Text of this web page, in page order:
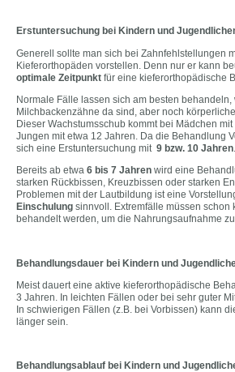
Erstuntersuchung bei Kindern und
Generell sollte man sich bei Zahnfehlstellungen
Kieferorthopäden vorstellen. Denn nur er kann
optimale Zeitpunkt für eine kieferorthopädische
Normale Fälle lassen sich am besten
Milchbackenzähne da sind, aber noch
Dieser Wachstumsschub kommt bei Mädchen
Jungen mit etwa 12 Jahren. Da die Behandlung
sich eine Erstuntersuchung mit 9 bzw. 10 Jahren.
Bereits ab etwa 6 bis 7 Jahren wird eine
starken Rückbissen, Kreuzbissen oder starken
Problemen mit der Lautbildung ist eine
Einschulung sinnvoll. Extremfälle müssen schon
behandelt werden, um die Nahrungsaufnahme
Behandlungsdauer bei Kindern und
Meist dauert eine aktive kieferorthopädische
3 Jahren. In leichten Fällen oder bei sehr guter
In schwierigen Fällen (z.B. bei Vorbissen) kann
länger sein.
Behandlungsablauf bei Kindern und